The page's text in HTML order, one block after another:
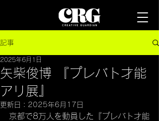
記事
矢柴俊博 『プレバト才能
アリ展』
2025年6月1日
更新日： 2025年6月17日
京都で8万人を動員した『プレバト才能